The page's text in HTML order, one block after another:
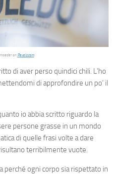
on Pexels.com
di aver perso quindici chili. L’ho
di approfondire un po’ il
io abbia scritto riguardo la
persone grasse in un mondo
di quelle frasi volte a dare
terribilmente vuote.
perché ogni corpo sia rispettato in